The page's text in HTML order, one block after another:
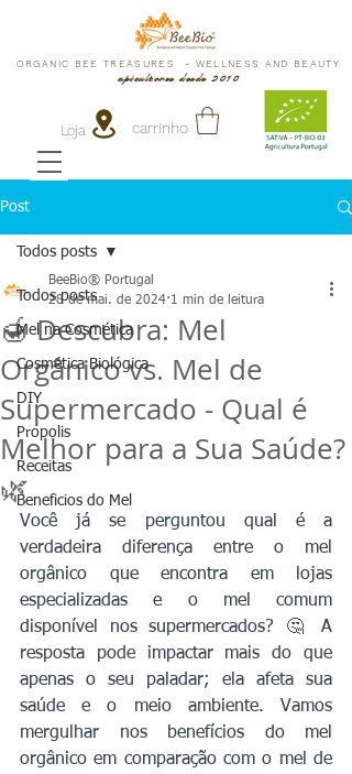
ORGANIC BEE TREASURES - WELLNESS AND BEAUTY
apicultores desde 2010
carrinho
Loja
Post
Todos posts
Mel na Cosmética
Cosmética Biológica
DIY
Propolis
Receitas
Beneficios do Mel
Todos posts
🍯 Descubra: Mel
Orgânico vs. Mel de
Supermercado - Qual é
Melhor para a Sua Saúde?
🌿
BeeBio® Portugal
28 de mai. de 2024 1 min de leitura
Você já se perguntou qual é a
verdadeira diferença entre o mel
orgânico que encontra em lojas
especializadas e o mel comum
disponível nos supermercados? 🤔 A
resposta pode impactar mais do que
apenas o seu paladar; ela afeta sua
saúde e o meio ambiente. Vamos
mergulhar nos benefícios do mel
orgânico em comparação com o mel de